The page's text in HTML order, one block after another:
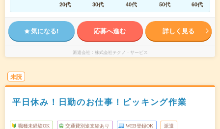
20代
30代 40代 50代 60代
気になる! 応募へ進む 詳しく見る
派遣会社 株式会社テクノ・サービス
未読
平日休み！日勤のお仕事！ピッキング作業
職種未経験OK 交通費別途支給あり WEB登録OK 派遣